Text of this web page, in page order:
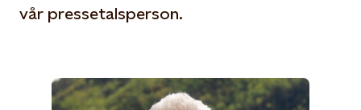
vår pressetalsperson.